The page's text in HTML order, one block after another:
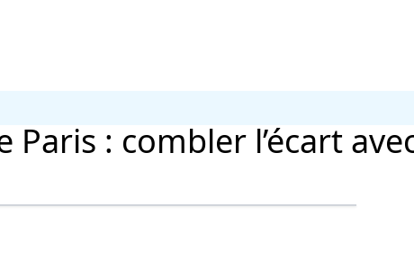
: combler l’écart